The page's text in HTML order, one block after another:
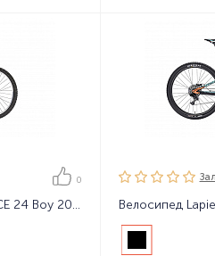
0
Велосипед Lapierre PRORACE 24 Boy 2018 Black